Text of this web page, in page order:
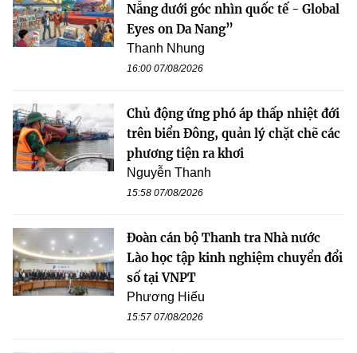
Nẵng dưới góc nhìn quốc tế - Global
Eyes on Da Nang”
Thanh Nhung
16:00 07/08/2026
Chủ động ứng phó áp thấp nhiệt đới
trên biển Đông, quản lý chặt chẽ các
phương tiện ra khơi
Nguyễn Thanh
15:58 07/08/2026
Đoàn cán bộ Thanh tra Nhà nước
Lào học tập kinh nghiệm chuyển đổi
số tại VNPT
Phương Hiếu
15:57 07/08/2026